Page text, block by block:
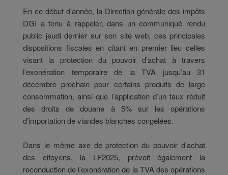
En ce début d’année, la Direction générale des impôts
DGI a tenu à rappeler, dans un communiqué rendu
public jeudi dernier sur son site web, ces principales
dispositions fiscales en citant en premier lieu celles
visant la protection du pouvoir d’achat à travers
l’exonération temporaire de la TVA jusqu’au 31
décembre prochain pour certains produits de large
consommation, ainsi que l’application d’un taux réduit
des droits de douane à 5% sur les opérations
d’importation de viandes blanches congelées.
Dans le même axe de protection du pouvoir d’achat
des citoyens, la LF2025, prévoit également la
reconduction de l’exonération de la TVA des opérations